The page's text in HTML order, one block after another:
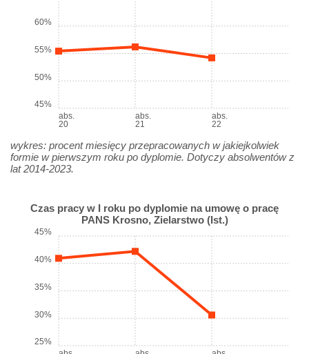
abs.
20
abs.
21
abs.
22
45%
50%
55%
60%
wykres: procent miesięcy przepracowanych w jakiejkolwiek
formie w pierwszym roku po dyplomie. Dotyczy absolwentów z
lat 2014-2023.
Czas pracy w I roku po dyplomie na umowę o pracę
PANS Krosno, Zielarstwo (Ist.)
25%
30%
35%
40%
45%